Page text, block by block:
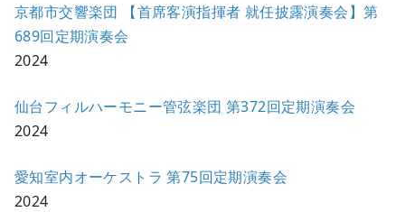
京都市交響楽団 【首席客演指揮者 就任披露演奏会】第
689回定期演奏会
2024
仙台フィルハーモニー管弦楽団 第372回定期演奏会
2024
愛知室内オーケストラ 第75回定期演奏会
2024